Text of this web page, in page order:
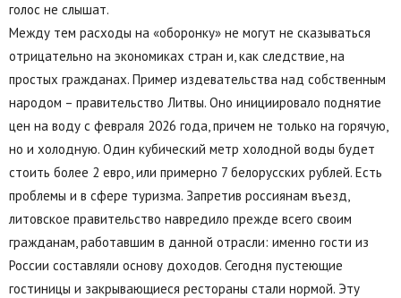
голос не слышат.
Между тем расходы на «оборонку» не могут не сказываться
отрицательно на экономиках стран и, как следствие, на
простых гражданах. Пример издевательства над собственным
народом – правительство Литвы. Оно инициировало поднятие
цен на воду с февраля 2026 года, причем не только на горячую,
но и холодную. Один кубический метр холодной воды будет
стоить более 2 евро, или примерно 7 белорусских рублей. Есть
проблемы и в сфере туризма. Запретив россиянам въезд,
литовское правительство навредило прежде всего своим
гражданам, работавшим в данной отрасли: именно гости из
России составляли основу доходов. Сегодня пустеющие
гостиницы и закрывающиеся рестораны стали нормой. Эту